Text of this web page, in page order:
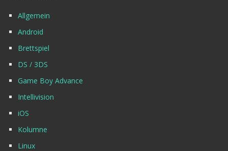
Allgemein
Android
Brettspiel
DS / 3DS
Game Boy Advance
Intellivision
iOS
Kolumne
Linux